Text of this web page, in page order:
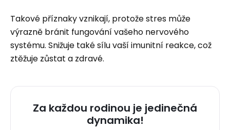
Takové příznaky vznikají, protože stres může
výrazně bránit fungování vašeho nervového
systému. Snižuje také sílu vaší imunitní reakce, což
ztěžuje zůstat a zdravé.
Za každou rodinou je jedinečná
dynamika!